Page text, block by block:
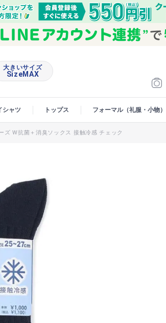
大きいサイズ
SizeMAX
シャツ トップス フォーマル（礼服・小物）
ズ W抗菌＋消臭ソックス 接触冷感 チェック